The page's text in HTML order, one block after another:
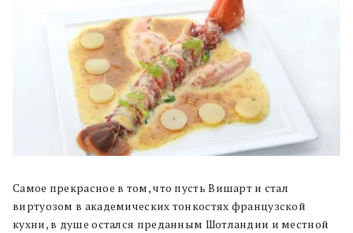
Самое прекрасное в том, что пусть Вишарт и стал
виртуозом в академических тонкостях французской
кухни, в душе остался преданным Шотландии и местной